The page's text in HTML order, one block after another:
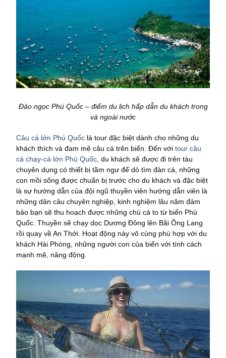
Đảo ngọc Phú Quốc – điểm du lịch hấp dẫn du khách trong
và ngoài nước
Câu cá lớn Phú Quốc là tour đặc biệt dành cho những du
khách thích và đam mê câu cá trên biển. Đến với tour câu
cá chạy-cá lớn Phú Quốc , du khách sẽ được đi trên tàu
chuyên dụng có thiết bị tầm ngư để dò tìm đàn cá, những
con mồi sống được chuẩn bị trước cho du khách và đặc biệt
là sự hướng dẫn của đội ngũ thuyền viên hướng dẫn viên là
những dân câu chuyên nghiệp, kinh nghiệm lâu năm đảm
bảo bạn sẽ thu hoạch được những chú cá to từ biển Phú
Quốc. Thuyền sẽ chạy dọc Dương Đông lên Bãi Ông Lang
rồi quay về An Thới. Hoạt động này vô cùng phù hợp với du
khách Hải Phòng, những người con của biển với tính cách
mạnh mẽ, năng động.